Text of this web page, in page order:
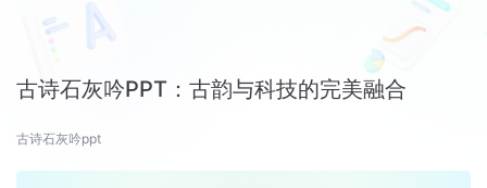
古诗石灰吟PPT：古韵与科技的完美融合
古诗石灰吟ppt